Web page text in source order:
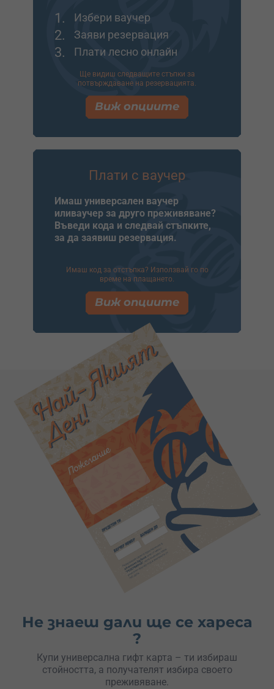
1. Избери ваучер
2. Заяви резервация
3. Плати лесно онлайн
Ще видиш следващите стъпки за
потвърждаване на резервацията.
Виж опциите
Плати с ваучер
Имаш универсален ваучер
иливаучер за друго преживяване?
Въведи кода и следвай стъпките,
за да заявиш резервация.
Имаш код за отстъпка? Използвай го по
време на плащането.
Виж опциите
Не знаеш дали ще се хареса
?
Купи универсална гифт карта – ти избираш
стойността, а получателят избира своето
преживяване.